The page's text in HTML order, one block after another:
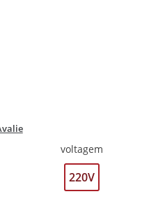
voltagem
220V